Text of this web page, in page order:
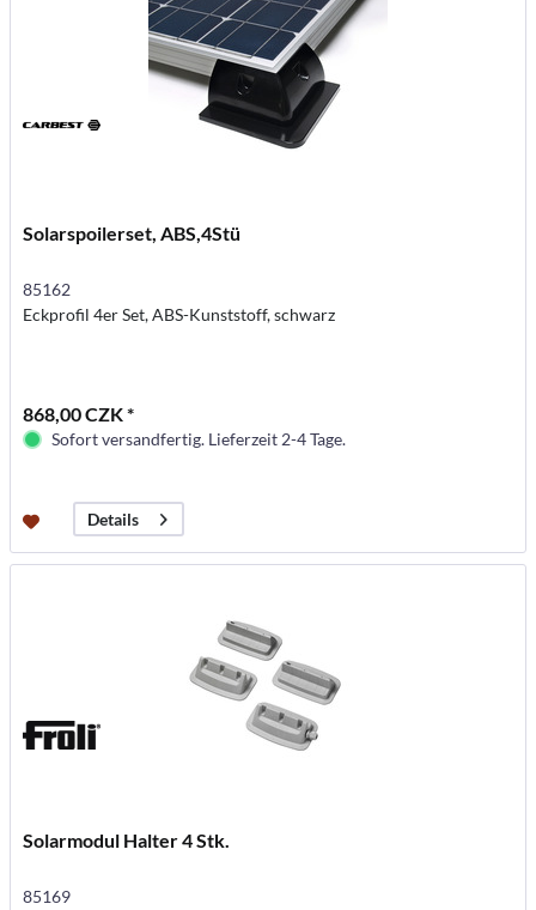
Solarspoilerset, ABS,4Stü
85162
Eckprofil 4er Set, ABS-Kunststoff, schwarz
868,00 CZK *
Sofort versandfertig. Lieferzeit 2-4 Tage.
Details
Solarmodul Halter 4 Stk.
85169